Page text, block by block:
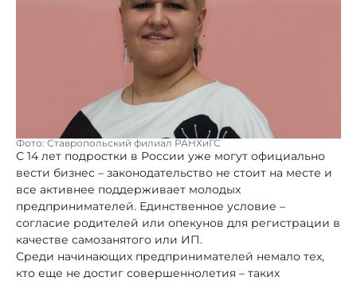
Фото: Ставропольский филиал РАНХиГС
С 14 лет подростки в России уже могут официально
вести бизнес – законодательство не стоит на месте и
все активнее поддерживает молодых
предпринимателей. Единственное условие –
согласие родителей или опекунов для регистрации в
качестве самозанятого или ИП.
Среди начинающих предпринимателей немало тех,
кто еще не достиг совершеннолетия – таких